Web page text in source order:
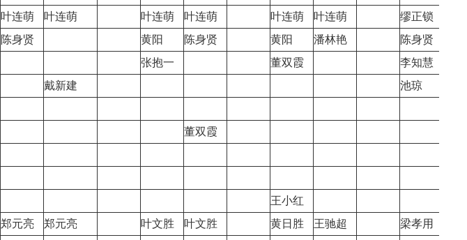
叶连萌 叶连萌 叶连萌 叶连萌 叶连萌 叶连萌
缪正锁
陈身贤 黄阳 陈身贤 黄阳 潘林艳
陈身贤
张抱一 董双霞
李知慧
戴新建
池琼
董双霞
王小红
郑元亮 郑元亮 叶文胜 叶文胜 黄日胜 王驰超 梁孝用